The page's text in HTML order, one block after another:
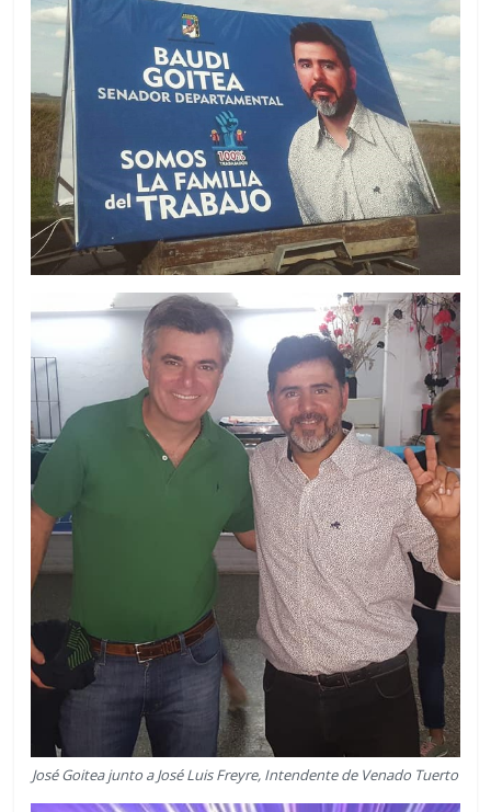
José Goitea junto a José Luis Freyre, Intendente de Venado Tuerto